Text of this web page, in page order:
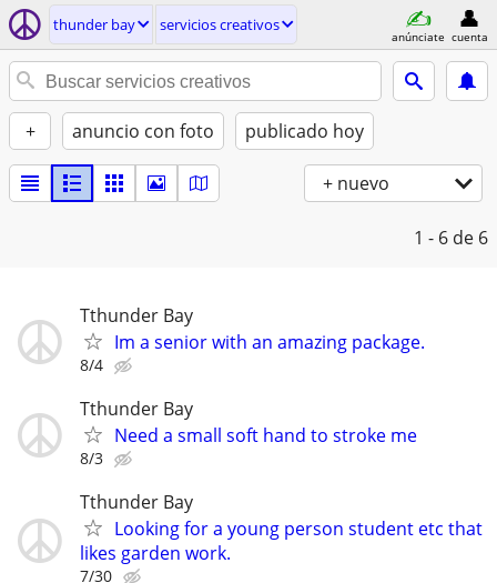
thunder bay servicios creativos
anúnciate cuenta
+ anuncio con foto publicado hoy
+ nuevo
1 - 6 de 6
Tthunder Bay
Im a senior with an amazing package.
8/4
Tthunder Bay
Need a small soft hand to stroke me
8/3
Tthunder Bay
Looking for a young person student etc that
likes garden work.
7/30